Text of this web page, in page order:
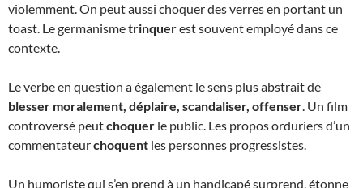
violemment. On peut aussi choquer des verres en portant un
toast. Le germanismetrinquerest souvent employé dans ce
contexte.
Le verbe en question a également le sens plus abstrait de
blesser moralement, déplaire, scandaliser, offenser. Un film
controversé peutchoquer le public. Les propos orduriers d’un
commentateurchoquent les personnes progressistes.
Un humoriste qui s’en prend à un handicapé surprend, étonne